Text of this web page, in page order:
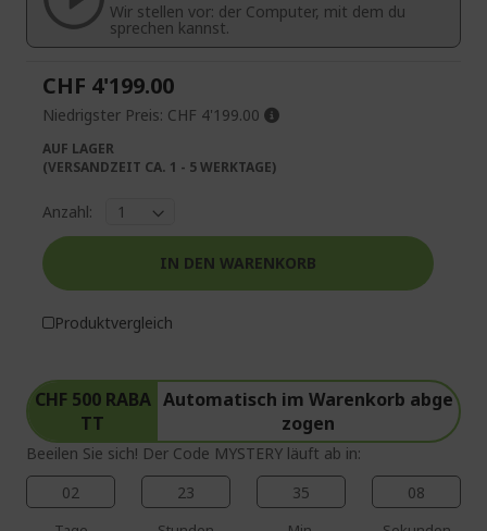
Wir stellen vor: der Computer, mit dem du
sprechen kannst.
CHF 500 RABA
TT
Automatisch im Warenkorb abge
zogen
Beeilen Sie sich! Der Code MYSTERY läuft ab in:
02
23 35 07
CHF 4'199.00
Niedrigster Preis: CHF 4'199.00
AUF LAGER
(VERSANDZEIT CA. 1 - 5 WERKTAGE)
Anzahl:
IN DEN WARENKORB
Produktvergleich